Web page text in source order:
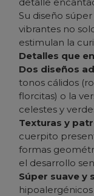
Su diseño
vibrantes no
estimulan la
Detalles que
Dos diseños
tonos cálidos
florcitas) o la
celestes y
Texturas y
cuerpito
formas
el desarrollo
Súper suave y